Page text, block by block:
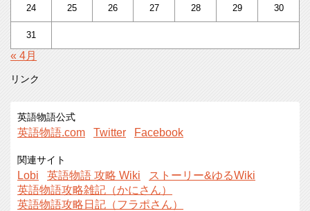
24 25 26 27 28 29 30
31
« 4月
リンク
英語物語公式
英語物語.com Twitter Facebook
関連サイト
Lobi 英語物語 攻略 Wiki
ストーリー&ゆるWiki
英語物語攻略雑記（かにさん）
英語物語攻略日記（フラポさん）